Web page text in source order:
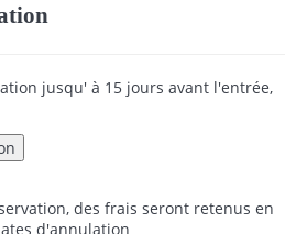
jusqu' à 15 jours avant l'entrée,
des frais seront retenus en
d'annulation